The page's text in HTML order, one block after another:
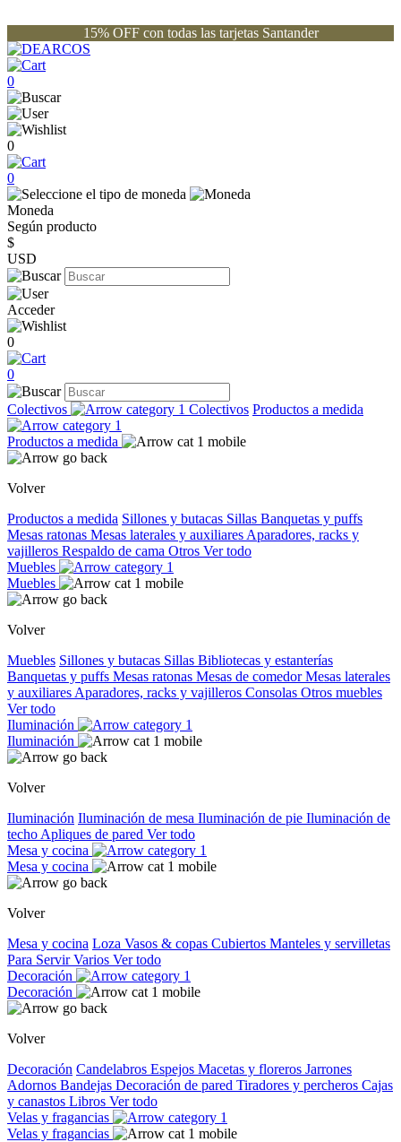
15% OFF con todas las tarjetas Santander
0
0
0
Moneda
Según producto
$
USD
Acceder
0
0
Colectivos Colectivos Productos a medida
Productos a medida
Volver
Productos a medida Sillones y butacas Sillas Banquetas y puffs
Mesas ratonas Mesas laterales y auxiliares Aparadores, racks y
vajilleros Respaldo de cama Otros Ver todo
Muebles
Muebles
Volver
Muebles Sillones y butacas Sillas Bibliotecas y estanterías
Banquetas y puffs Mesas ratonas Mesas de comedorMesas laterales
y auxiliares Aparadores, racks y vajilleros Consolas Otros muebles
Ver todo
Iluminación
Iluminación
Volver
Iluminación Iluminación de mesa Iluminación de pie Iluminación de
techo Apliques de pared Ver todo
Mesa y cocina
Mesa y cocina
Volver
Mesa y cocina Loza Vasos & copas Cubiertos Manteles y servilletas
Para ServirVarios Ver todo
Decoración
Decoración
Volver
Decoración Candelabros Espejos Macetas y floreros Jarrones
Adornos Bandejas Decoración de pared Tiradores y percheros Cajas
y canastos Libros Ver todo
Velas y fragancias
Velas y fragancias